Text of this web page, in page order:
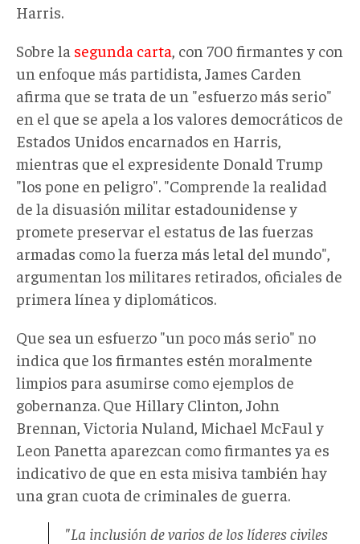
Harris.
Sobre la segunda carta , con 700 firmantes y con
un enfoque más partidista, James Carden
afirma que se trata de un "esfuerzo más serio"
en el que se apela a los valores democráticos de
Estados Unidos encarnados en Harris,
mientras que el expresidente Donald Trump
"los pone en peligro". "Comprende la realidad
de la disuasión militar estadounidense y
promete preservar el estatus de las fuerzas
armadas como la fuerza más letal del mundo",
argumentan los militares retirados, oficiales de
primera línea y diplomáticos.
Que sea un esfuerzo "un poco más serio" no
indica que los firmantes estén moralmente
limpios para asumirse como ejemplos de
gobernanza. Que Hillary Clinton, John
Brennan, Victoria Nuland, Michael McFaul y
Leon Panetta aparezcan como firmantes ya es
indicativo de que en esta misiva también hay
una gran cuota de criminales de guerra.
"La inclusión de varios de los líderes civiles